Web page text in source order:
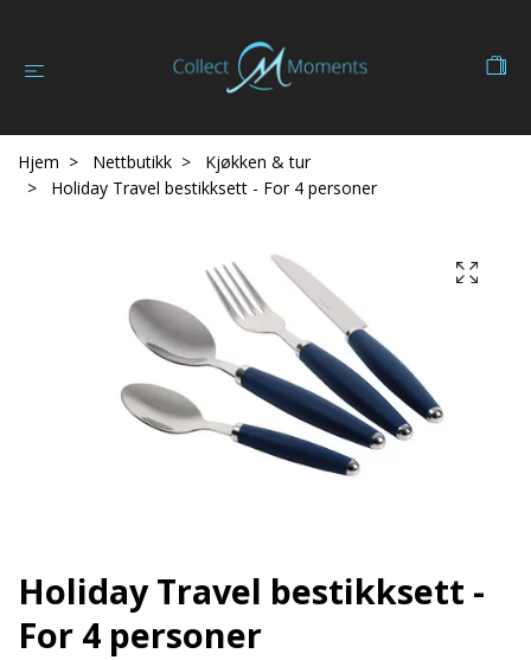
Hjem Nettbutikk
Kjøkken & tur
Holiday Travel bestikksett - For 4 personer
Holiday Travel bestikksett -
For 4 personer